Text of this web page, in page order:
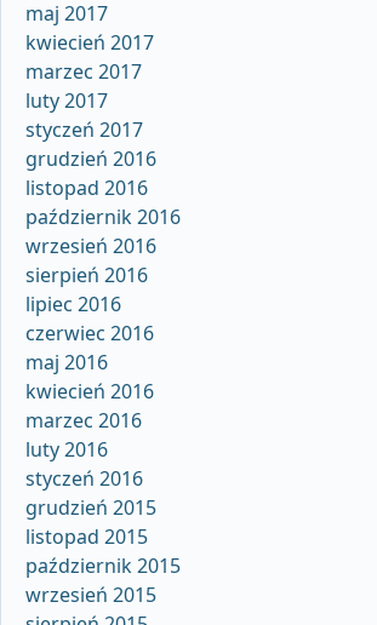
maj 2017
kwiecień 2017
marzec 2017
luty 2017
styczeń 2017
grudzień 2016
listopad 2016
październik 2016
wrzesień 2016
sierpień 2016
lipiec 2016
czerwiec 2016
maj 2016
kwiecień 2016
marzec 2016
luty 2016
styczeń 2016
grudzień 2015
listopad 2015
październik 2015
wrzesień 2015